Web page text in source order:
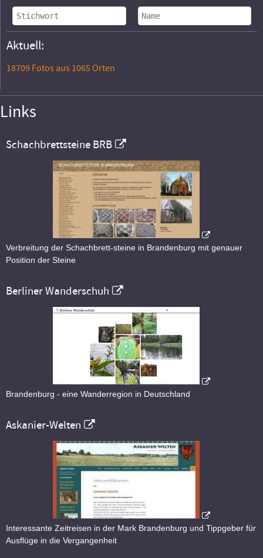
Aktuell:
18709 Fotos aus 1065 Orten
Links
Schachbrettsteine BRB
Verbreitung der Schachbrett-steine in Brandenburg mit genauer
Position der Steine
Berliner Wanderschuh
Brandenburg - eine Wanderregion in Deutschland
Askanier-Welten
Interessante Zeitreisen in der Mark Brandenburg und Tippgeber für
Ausflüge in die Vergangenheit